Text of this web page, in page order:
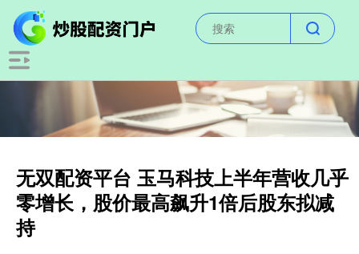
无双配资平台 玉马科技上半年营收几乎
零增长，股价最高飙升1倍后股东拟减
持